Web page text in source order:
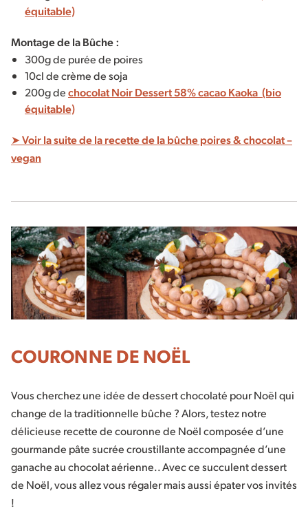
équitable)
Montage de la Bûche :
300g de purée de poires
10cl de crème de soja
200g dechocolat Noir Dessert 58% cacao Kaoka (bio
équitable)
➤ Voir la suite de la recette de la bûche poires & chocolat –
vegan
COURONNE DE NOËL
Vous cherchez une idée de dessert chocolaté pour Noël qui
change de la traditionnelle bûche ? Alors, testez notre
délicieuse recette de couronne de Noël composée d’une
gourmande pâte sucrée croustillante accompagnée d’une
ganache au chocolat aérienne.. Avec ce succulent dessert
de Noël, vous allez vous régaler mais aussi épater vos invités
!